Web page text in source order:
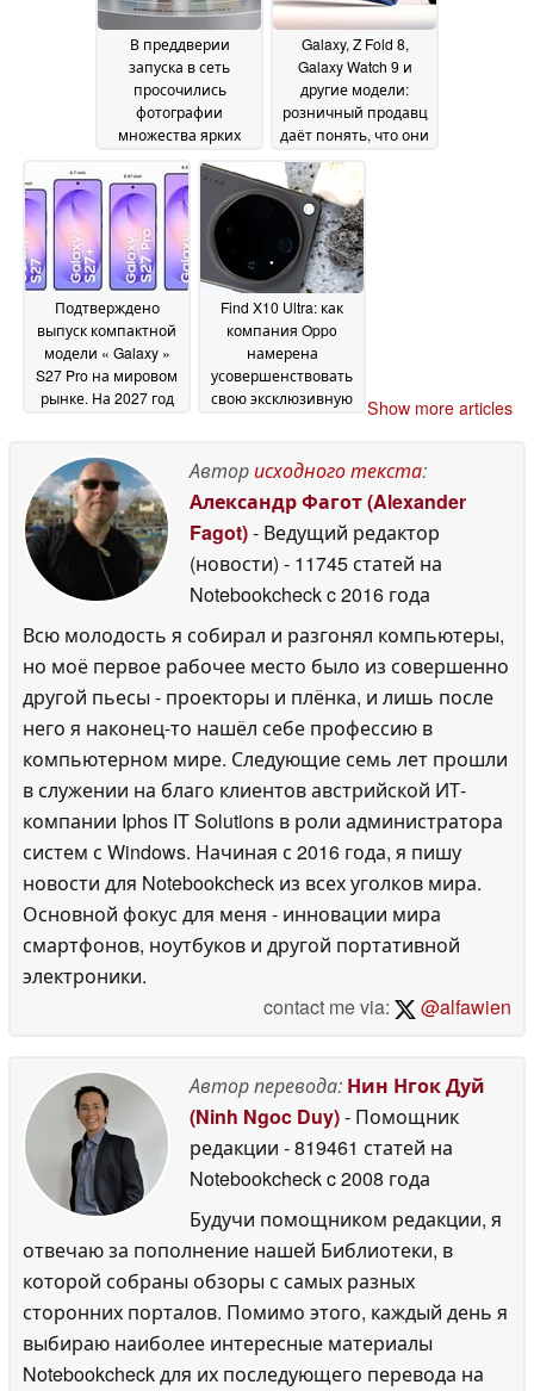
В преддверии
запуска в сеть
просочились
фотографии
множества ярких
Samsung « Galaxy »
Watch 9 и « Galaxy »
Watch Ultra 2
27 June
2026
Galaxy, Z Fold 8,
Galaxy Watch 9 и
другие модели:
розничный продавц
даёт понять, что они
продаже
Подтверждено
выпуск компактной
модели « Galaxy »
S27 Pro на мировом
рынке. На 2027 год
флагманских
смартфонов
Samsung25 June 2026
Find X10 Ultra: как
компания Oppo
намерена
усовершенствовать
свою эксклюзивную
камеру Hasselblad24
Show more articles
Авторисходного текста:
Александр Фагот (Alexander
Fagot)- Ведущий редактор
(новости) - 11745 статей на
Notebookcheckc 2016 года
Всю молодость я собирал и разгонял компьютеры,
но моё первое рабочее место было из совершенно
другой пьесы - проекторы и плёнка, и лишь после
него я наконец-то нашёл себе профессию в
компьютерном мире. Следующие семь лет прошли
в служении на благо клиентов австрийской ИТ-
компании Iphos IT Solutions в роли администратора
систем с Windows. Начиная с 2016 года, я пишу
новости для Notebookcheck из всех уголков мира.
Основной фокус для меня - инновации мира
смартфонов, ноутбуков и другой портативной
электроники.
contact me via:
@alfawien
Автор перевода: Нин Нгок Дуй
(Ninh Ngoc Duy)- Помощник
редакции - 819461 статей на
Notebookcheckc 2008 года
Будучи помощником редакции, я
отвечаю за пополнение нашей Библиотеки, в
которой собраны обзоры с самых разных
сторонних порталов. Помимо этого, каждый день я
выбираю наиболее интересные материалы
Notebookcheck для их последующего перевода на